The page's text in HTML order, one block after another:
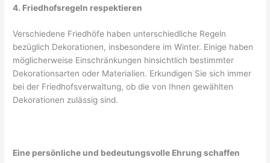
4. Friedhofsregeln respektieren
Verschiedene Friedhöfe haben unterschiedliche Regeln
bezüglich Dekorationen, insbesondere im Winter. Einige haben
möglicherweise Einschränkungen hinsichtlich bestimmter
Dekorationsarten oder Materialien. Erkundigen Sie sich immer
bei der Friedhofsverwaltung, ob die von Ihnen gewählten
Dekorationen zulässig sind.
Eine persönliche und bedeutungsvolle Ehrung schaffen